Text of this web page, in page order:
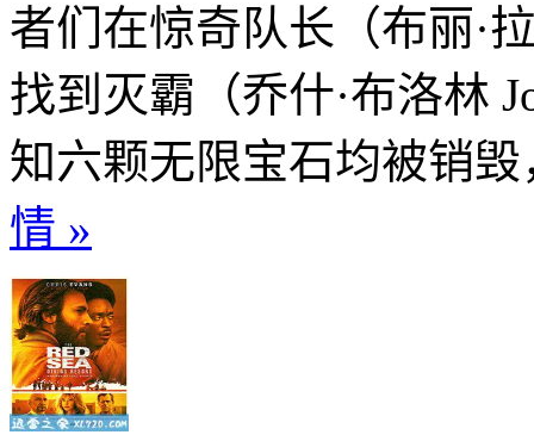
者们在惊奇队长（布丽·
找到灭霸（乔什·布洛林
知六颗无限宝石均被销
情 »